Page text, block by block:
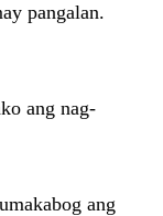
pangalan.
ang nag-
ang